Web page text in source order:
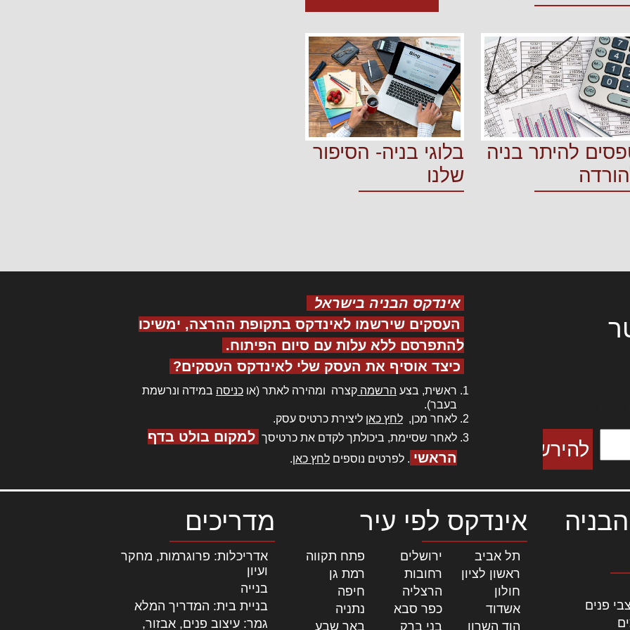
להיתר בניה
בלוגי בניה- הסיפור
שלנו
אינדקס הבניה בישראל
העסקים שירשמו לאינדקס בתקופת ההרצה, ימשיכו
להתפרסם ללא עלות עם סיום הפיתוח.
כיצד אוסיף את העסק שלי לאינדקס העסקים?
ראשית, בצע הרשמה קצרה ומהירה לאתר (או כניסה במידה ונרשמת
בעבר).
לאחר מכן, לחץ כאן ליצירת כרטיס עסק.
לאחר שסיימת, ביכולתך לקדם את כרטיסך למקום בולט בדף
הראשי . לפרטים נוספים לחץ כאן.
פנים
אינדקס לפי עיר
תל אביב ירושלים פתח תקווה
ראשון לציון
רחובות| רמת גן
חולון
הרצליה חיפה
אשדוד
כפר סבא| נתניה
הוד השרון
בני ברק באר שבע
מדריכים
אדריכלות: פרוגרמות, מחקר
ועיון
בנייה
בניית בית: המדריך המלא
גמר: עיצוב פנים, אבזור,